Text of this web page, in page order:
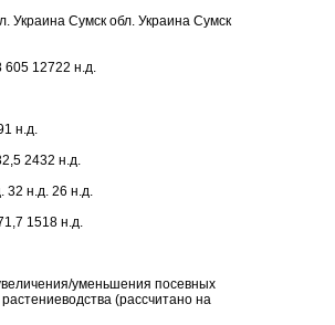
Украина Сумск обл. Украина Сумск
605 12722 н.д.
н.д.
2432 н.д.
32 н.д. 26 н.д.
1518 н.д.
уменьшения посевных
(рассчитано на